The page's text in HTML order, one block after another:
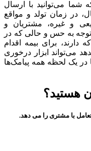
شما می‌توانید با ارسال
در زمان تولد و مواقع
و غیره، مشتریان و
توجه به حس و حالی که در
دارند، برای بیمه اقدام
می‌تواند ابزار درخوری
در یک لحظه همه پیامک‌ها
هستید؟
با مشتری را می دهد.